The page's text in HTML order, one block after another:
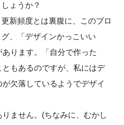
しょうか？
更新頻度とは裏腹に、このブロ
グ、「デザインかっこいい
ります。「自分で作った
もあるのですが、私にはデ
欠落しているようでデザイ
ません。(ちなみに、むかし